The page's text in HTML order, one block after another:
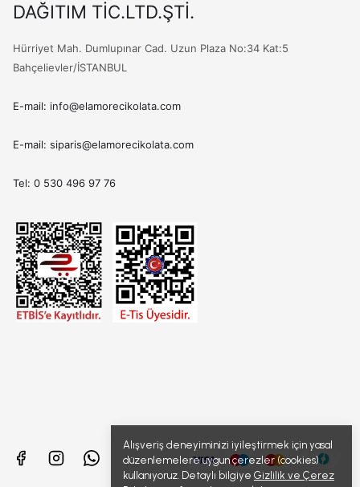
Alışveriş deneyiminizi iyileştirmek için yasal
düzenlemelere uygun çerezler (cookies)
kullanıyoruz. Detaylı bilgiye Gizlilik ve Çerez
DAĞITIM TİC.LTD.ŞTİ.
Hürriyet Mah. Dumlupınar Cad. Uzun Plaza No:34 Kat:5
Bahçelievler/İSTANBUL
E-mail: info@elamorecikolata.com
E-mail: siparis@elamorecikolata.com
Tel: 0 530 496 97 76